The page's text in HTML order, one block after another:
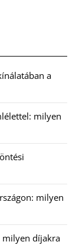
a
milyen
milyen
milyen díjakra